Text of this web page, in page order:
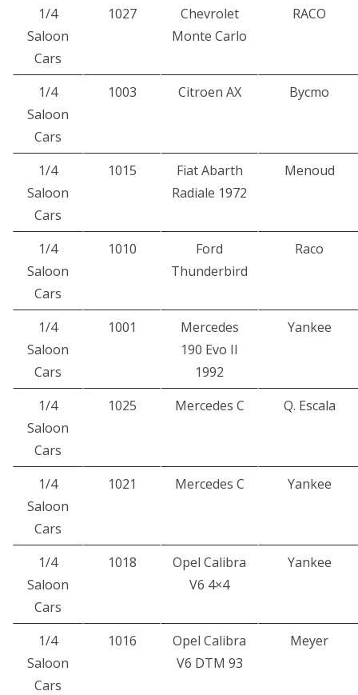
1/4
Saloon
Cars
1027
Chevrolet
Monte Carlo
RACO
1/4
Saloon
Cars
1003 Citroen AX Bycmo
1/4
Saloon
Cars
1015
Fiat Abarth
Radiale 1972
Menoud
1/4
Saloon
Cars
1010
Ford
Thunderbird
Raco
1/4
Saloon
Cars
1001
Mercedes
190 Evo II
1992
Yankee
1/4
Saloon
Cars
1025 Mercedes C Q. Escala
1/4
Saloon
Cars
1021 Mercedes C Yankee
1/4
Saloon
Cars
1018
Opel Calibra
V6 4×4
Yankee
1/4
Saloon
Cars
1016
Opel Calibra
V6 DTM 93
Meyer